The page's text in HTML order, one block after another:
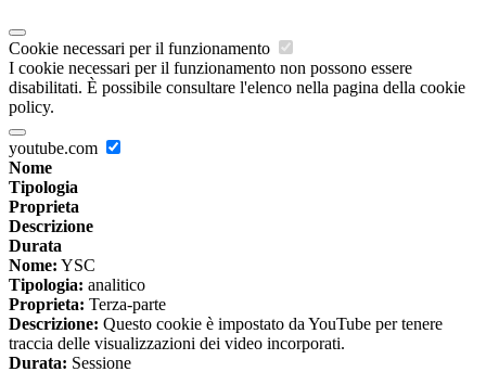
Cookie necessari per il funzionamento
I cookie necessari per il funzionamento non possono essere
disabilitati. È possibile consultare l'elenco nella pagina della cookie
policy.
youtube.com
Nome
Tipologia
Proprieta
Descrizione
Durata
Nome: YSC
Tipologia: analitico
Proprieta: Terza-parte
Descrizione: Questo cookie è impostato da YouTube per tenere
traccia delle visualizzazioni dei video incorporati.
Durata: Sessione